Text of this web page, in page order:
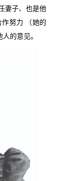
妻子、也是他
努力 （她的
的意见。